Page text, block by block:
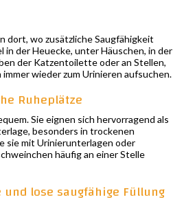
dort, wo zusätzliche Saugfähigkeit
in der Heuecke, unter Häuschen, in der
der Katzentoilette oder an Stellen,
wieder zum Urinieren aufsuchen.
Ruheplätze
Sie eignen sich hervorragend als
besonders in trockenen
sie mit Urinierunterlagen oder
häufig an einer Stelle
lose saugfähige Füllung